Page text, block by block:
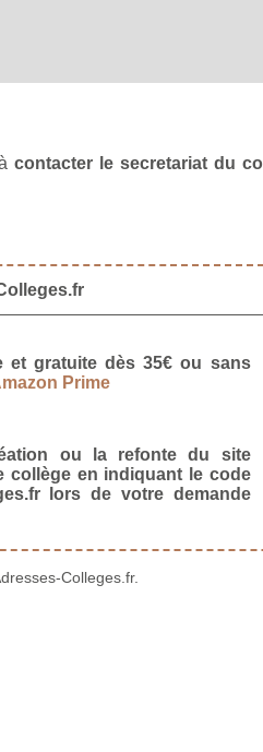
contacter le secretariat du
et gratuite dès 35€ ou sans
Prime
ou la refonte du site
collège en indiquant le code
lors de votre demande
Colleges.fr.